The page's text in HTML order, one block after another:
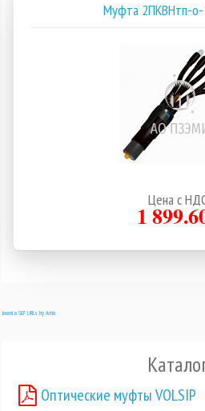
Муфта 2ПКВНтп-
Цена с
1
Joomla SEF URLs by Artio
Оптические муфты VOLSIP